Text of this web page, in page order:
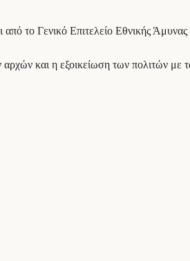
από το Γενικό Επιτελείο Εθνικής
αρχών και η εξοικείωση των πολιτών με